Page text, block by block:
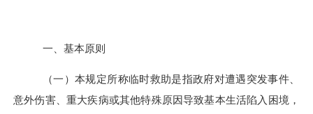
一、基本原则
（一）本规定所称临时救助是指政府对遭遇突发事件、
意外伤害、重大疾病或其他特殊原因导致基本生活陷入困境，